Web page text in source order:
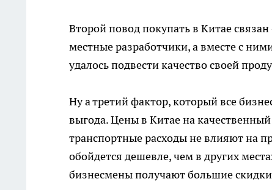
Второй повод покупать в Китае
местные разработчики, а вместе с
удалось подвести качество своей
Ну а третий фактор, который все
выгода. Цены в Китае на
транспортные расходы не влияют на
обойдется дешевле, чем в других
бизнесмены получают большие